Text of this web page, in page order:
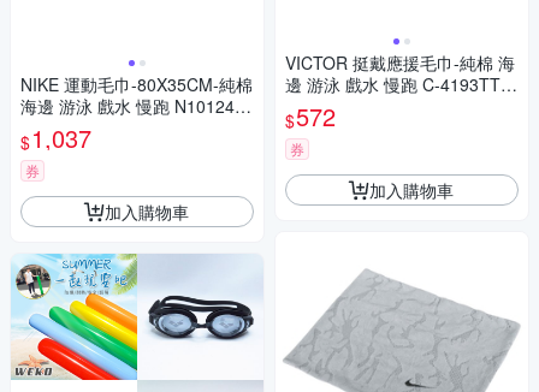
NIKE 運動毛巾-80X35CM-純棉
海邊 游泳 戲水 慢跑 N1012435
046MD 黑深灰
$1,037
券
加入購物車
VICTOR 挺戴應援毛巾-純棉 海
邊 游泳 戲水 慢跑 C-4193TTA
白丈青天藍
$572
券
加入購物車